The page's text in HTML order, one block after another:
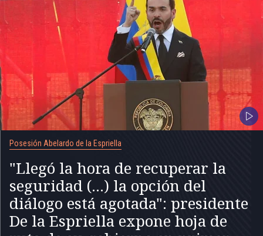
Posesión Abelardo de la Espriella
"Llegó la hora de recuperar la
seguridad (...) la opción del
diálogo está agotada": presidente
De la Espriella expone hoja de